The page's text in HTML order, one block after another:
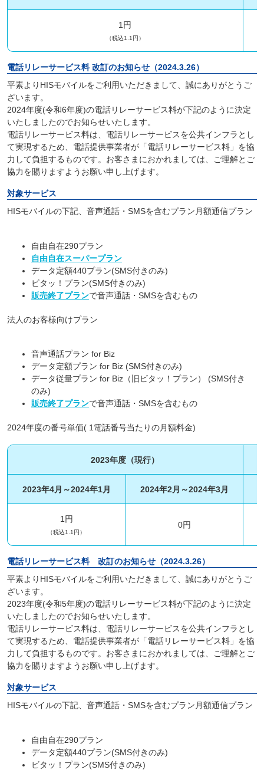
1円
（税込1.1円）
電話リレーサービス料 改訂のお知らせ（2024.3.26）
平素よりHISモバイルをご利用いただきまして、誠にありがとうご
ざいます。
2024年度(令和6年度)の電話リレーサービス料が下記のように決定
いたしましたのでお知らせいたします。
電話リレーサービス料は、電話リレーサービスを公共インフラとし
て実現するため、電話提供事業者が「電話リレーサービス料」を協
力して負担するものです。お客さまにおかれましては、ご理解とご
協力を賜りますようお願い申し上げます。
対象サービス
HISモバイルの下記、音声通話・SMSを含むプラン月額通信プラン
自由自在290プラン
自由自在スーパープラン
データ定額440プラン(SMS付きのみ)
ビタッ！プラン(SMS付きのみ)
販売終了プランで音声通話・SMSを含むもの
法人のお客様向けプラン
音声通話プラン for Biz
データ定額プラン for Biz (SMS付きのみ)
データ従量プラン for Biz（旧ビタッ！プラン） (SMS付き
のみ)
販売終了プランで音声通話・SMSを含むもの
2024年度の番号単価( 1電話番号当たりの月額料金)
2023年度（現行）
2023年4月～2024年1月 2024年2月～2024年3月
1円
（税込1.1円）
0円
電話リレーサービス料 改訂のお知らせ（2024.3.26）
平素よりHISモバイルをご利用いただきまして、誠にありがとうご
ざいます。
2023年度(令和5年度)の電話リレーサービス料が下記のように決定
いたしましたのでお知らせいたします。
電話リレーサービス料は、電話リレーサービスを公共インフラとし
て実現するため、電話提供事業者が「電話リレーサービス料」を協
力して負担するものです。お客さまにおかれましては、ご理解とご
協力を賜りますようお願い申し上げます。
対象サービス
HISモバイルの下記、音声通話・SMSを含むプラン月額通信プラン
自由自在290プラン
データ定額440プラン(SMS付きのみ)
ビタッ！プラン(SMS付きのみ)